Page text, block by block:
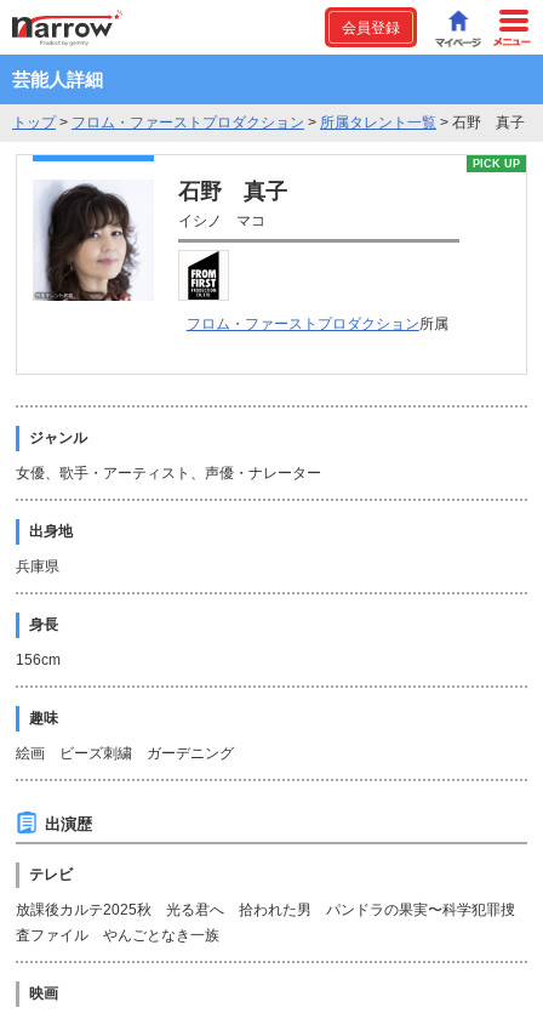
会員登録
芸能人詳細
トップ> フロム・ファーストプロダクション > 所属タレント一覧 > 石野 真子
PICK UP
石野 真子
イシノ マコ
フロム・ファーストプロダクション所属
ジャンル
女優、歌手・アーティスト、声優・ナレーター
出身地
兵庫県
身長
156cm
趣味
絵画 ビーズ刺繍 ガーデニング
出演歴
テレビ
放課後カルテ2025秋 光る君へ 拾われた男 パンドラの果実〜科学犯罪捜
査ファイル やんごとなき一族
映画